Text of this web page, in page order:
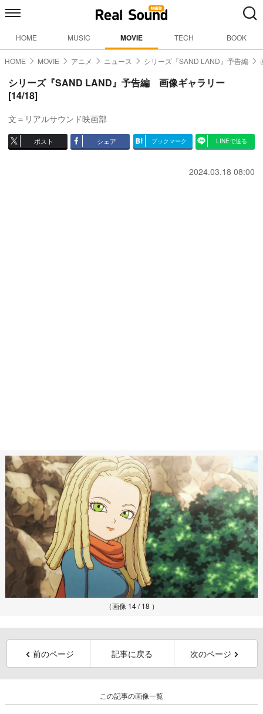
HOME MUSIC MOVIE TECH BOOK
HOME MOVIE アニメ ニュース シリーズ『SAND LAND』予告編
シリーズ『SAND LAND』予告編 画像ギャラリー
[14/18]
文＝リアルサウンド映画部
ポスト シェア ブックマーク LINEで送る
2024.03.18 08:00
（画像 14 / 18 ）
前のページ 記事に戻る 次のページ
この記事の画像一覧